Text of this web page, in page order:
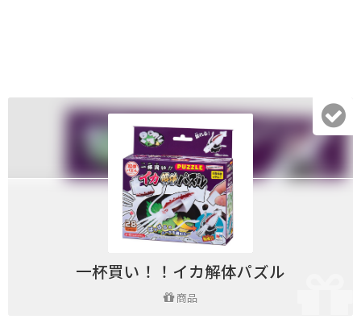
一杯買い！！イカ解体パズル
商品